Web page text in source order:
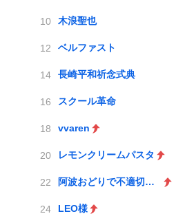
木浪聖也
ベルファスト
長崎平和祈念式典
スクール革命
vvaren
レモンクリームパスタ
阿波おどりで不適切な動画
LEO様